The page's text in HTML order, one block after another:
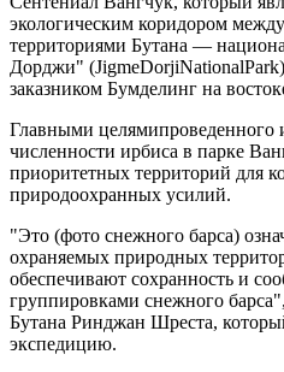
экологическим коридором
территориями Бутана —
Дорджи"
заказником Бумделинг на
Главными целямипроведенного
численности ирбиса в парке
приоритетных территорий для
природоохранных усилий.
"Это (фото снежного барса)
охраняемых природных
обеспечивают сохранность и
группировками снежного
Бутана Ринджан Шреста,
экспедицию.